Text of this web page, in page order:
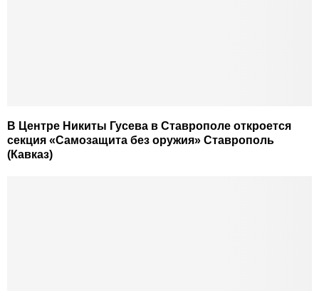
В Центре Никиты Гусева в Ставрополе откроется
секция «Самозащита без оружия» Ставрополь
(Кавказ)